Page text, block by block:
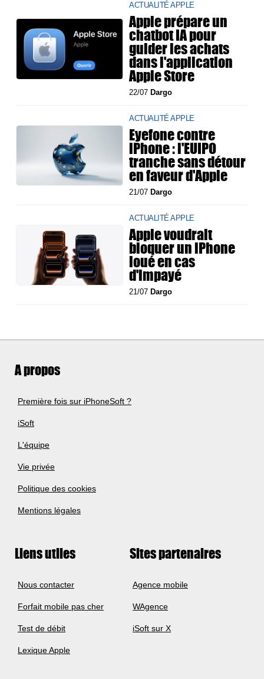
ACTUALITÉ APPLE
Apple prépare un
chatbot IA pour
guider les achats
dans l'application
Apple Store
22/07 Dargo
ACTUALITÉ APPLE
Eyefone contre
iPhone : l'EUIPO
tranche sans détour
en faveur d'Apple
21/07 Dargo
ACTUALITÉ APPLE
Apple voudrait
bloquer un iPhone
loué en cas
d'impayé
21/07 Dargo
A propos
Première fois sur iPhoneSoft ?
iSoft
L'équipe
Vie privée
Politique des cookies
Mentions légales
Liens utiles
Nous contacter
Forfait mobile pas cher
Test de débit
Lexique Apple
Sites partenaires
Agence mobile
WAgence
iSoft sur X